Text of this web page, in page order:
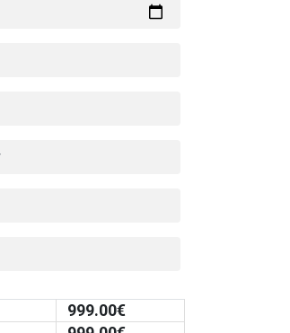
999.00€